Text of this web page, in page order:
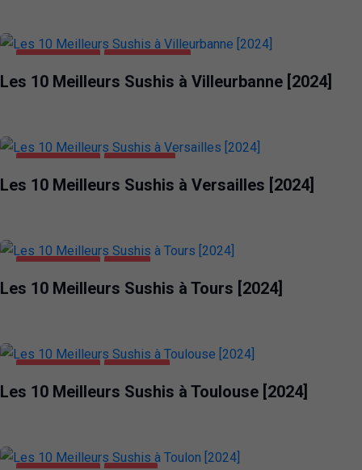
Les 10 Meilleurs Sushis à Villeurbanne [2024]
Les 10 Meilleurs Sushis à Versailles [2024]
Les 10 Meilleurs Sushis à Tours [2024]
Les 10 Meilleurs Sushis à Toulouse [2024]